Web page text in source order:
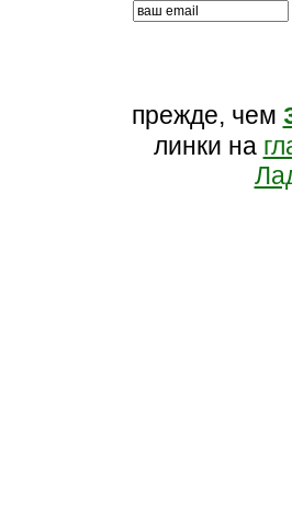
прежде, чем
линки на